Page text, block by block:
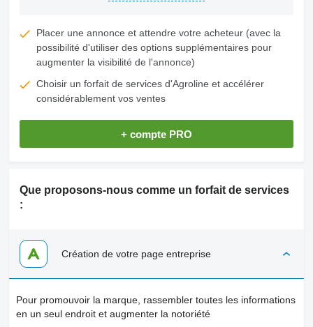
Placer une annonce et attendre votre acheteur (avec la
possibilité d'utiliser des options supplémentaires pour
augmenter la visibilité de l'annonce)
Choisir un forfait de services d'Agroline et accélérer
considérablement vos ventes
+ compte PRO
Que proposons-nous comme un forfait de services
:
Création de votre page entreprise
Pour promouvoir la marque, rassembler toutes les informations
en un seul endroit et augmenter la notoriété